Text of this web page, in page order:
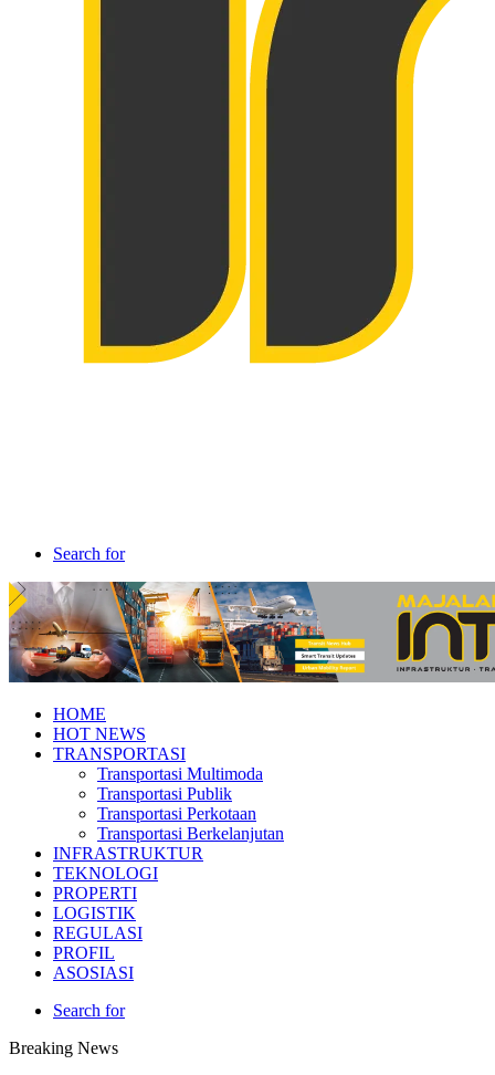
Search for
HOME
HOT NEWS
TRANSPORTASI
Transportasi Multimoda
Transportasi Publik
Transportasi Perkotaan
Transportasi Berkelanjutan
INFRASTRUKTUR
TEKNOLOGI
PROPERTI
LOGISTIK
REGULASI
PROFIL
ASOSIASI
Search for
Breaking News